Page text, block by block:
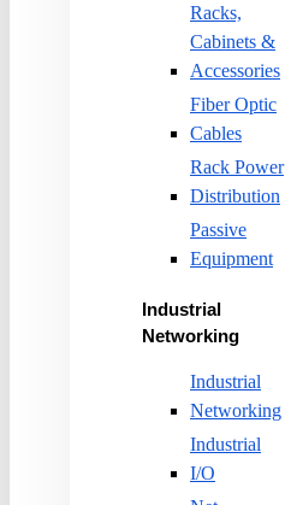
Racks,
Cabinets &
Accessories
Fiber Optic
Cables
Rack Power
Distribution
Passive
Equipment
Industrial
Networking
Industrial
Networking
Industrial
I/O